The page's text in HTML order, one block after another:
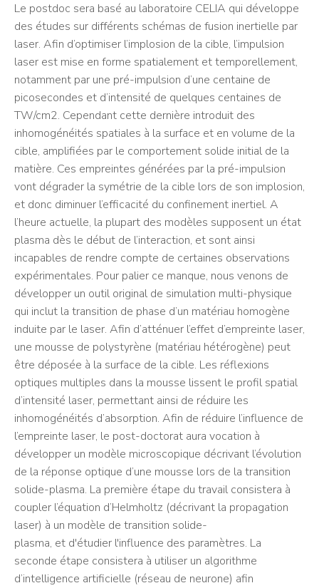
Le postdoc sera basé au laboratoire CELIA qui développe
des études sur différents schémas de fusion inertielle par
laser. Afin d’optimiser l’implosion de la cible, l’impulsion
laser est mise en forme spatialement et temporellement,
notamment par une pré-impulsion d’une centaine de
picosecondes et d’intensité de quelques centaines de
TW/cm2. Cependant cette dernière introduit des
inhomogénéités spatiales à la surface et en volume de la
cible, amplifiées par le comportement solide initial de la
matière. Ces empreintes générées par la pré-impulsion
vont dégrader la symétrie de la cible lors de son implosion,
et donc diminuer l’efficacité du confinement inertiel. A
l’heure actuelle, la plupart des modèles supposent un état
plasma dès le début de l’interaction, et sont ainsi
incapables de rendre compte de certaines observations
expérimentales. Pour palier ce manque, nous venons de
développer un outil original de simulation multi-physique
qui inclut la transition de phase d’un matériau homogène
induite par le laser. Afin d’atténuer l’effet d’empreinte laser,
une mousse de polystyrène (matériau hétérogène) peut
être déposée à la surface de la cible. Les réflexions
optiques multiples dans la mousse lissent le profil spatial
d’intensité laser, permettant ainsi de réduire les
inhomogénéités d’absorption. Afin de réduire l’influence de
l’empreinte laser, le post-doctorat aura vocation à
développer un modèle microscopique décrivant l’évolution
de la réponse optique d’une mousse lors de la transition
solide-plasma. La première étape du travail consistera à
coupler l’équation d’Helmholtz (décrivant la propagation
laser) à un modèle de transition solide-
plasma, et d'étudier l'influence des paramètres. La
seconde étape consistera à utiliser un algorithme
d’intelligence artificielle (réseau de neurone) afin